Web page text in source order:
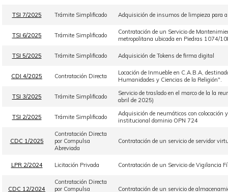
TSI 7/2025 Trámite Simplificado Adquisición de insumos de limpieza para
TSI 6/2025 Trámite Simplificado
Contratación de un Servicio de
metropolitana ubicada en Piedras 1074/
TSI 5/2025 Trámite Simplificado Adquisición de Tokens de firma digital
CDI 4/2025 Contratación Directa
Locación de Inmueble en C.A.B.A,
Humanidades y Ciencias de la Religión".
TSI 3/2025 Trámite Simplificado
Servicio de traslado en el marco de la la
abril de 2025)
TSI 2/2025 Trámite Simplificado
Adquisición de neumáticos con colocación
institucional dominio OPN 724
CDC 1/2025
Contratación Directa
por Compulsa
Abreviada
Contratación de un servicio de servidor
LPR 2/2024 Licitación Privada Contratación de un Servicio de Vigilancia
CDC 12/2024
Contratación Directa
por Compulsa
Contratación de un servicio de